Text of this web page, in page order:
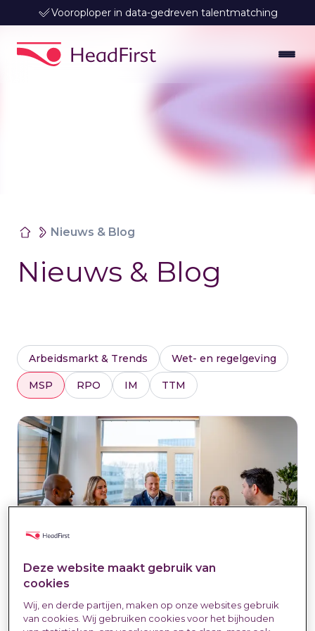
Vooroploper in data-gedreven talentmatching
Nieuws & Blog
Nieuws & Blog
Arbeidsmarkt & Trends Wet- en regelgeving
MSP RPO IM TTM
HeadFirst Group aan de slag bij
Deze website maakt gebruik van
cookies
Wij, en derde partijen, maken op onze websites gebruik
van cookies. Wij gebruiken cookies voor het bijhouden